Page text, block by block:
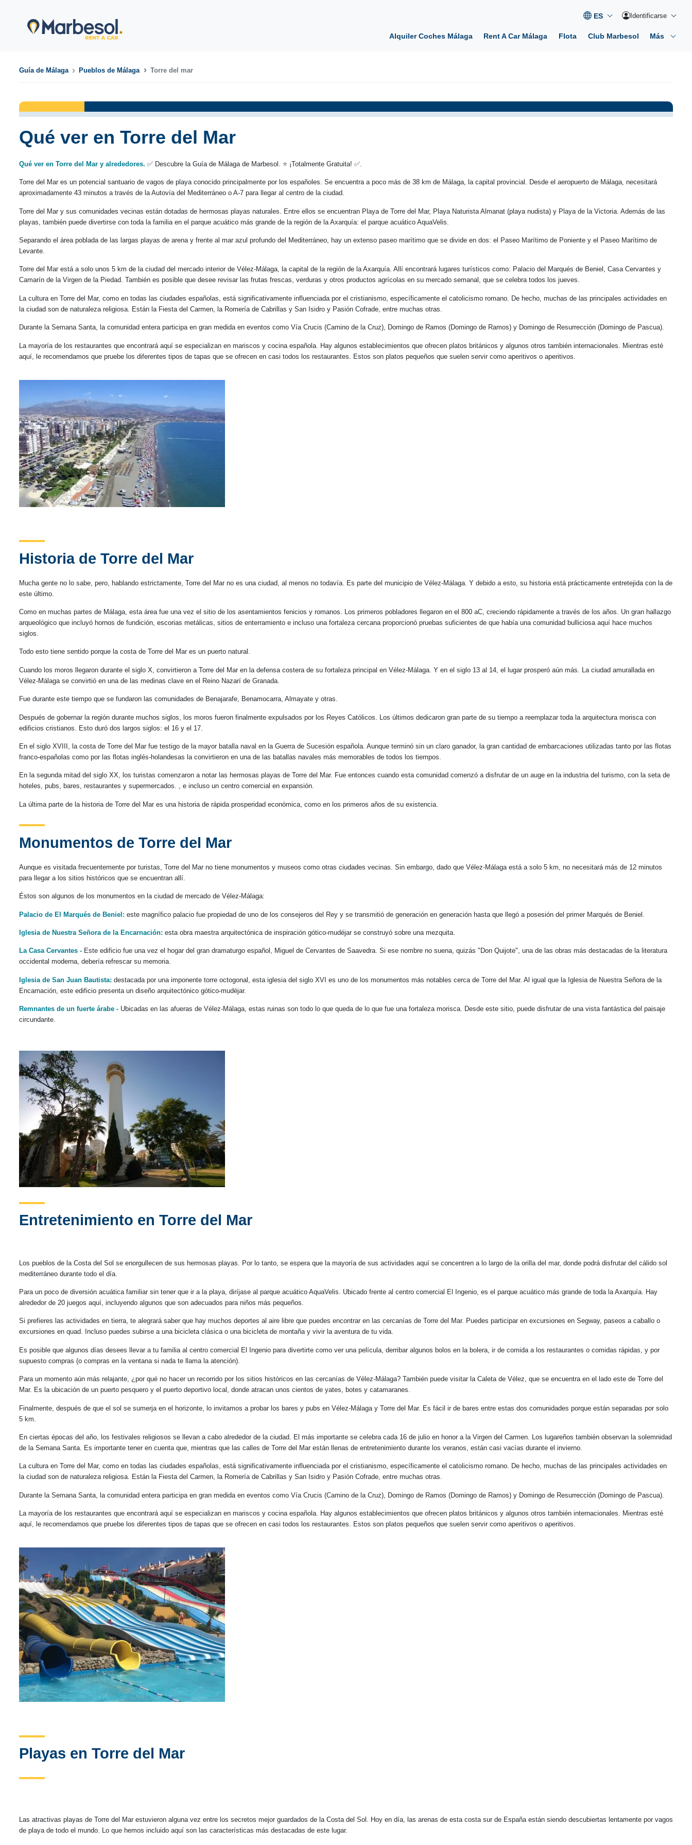
Identificarse
Alquiler Coches Málaga Rent A Car Málaga Flota Club Marbesol Más
Guía de Málaga Pueblos de Málaga Torre del mar
Qué ver en Torre del Mar
Qué ver en Torre del Mar y alrededores. ✅ Descubre la Guía de Málaga de Marbesol. ⭐ ¡Totalmente Gratuita! ✅.
Torre del Mar es un potencial santuario de vagos de playa conocido principalmente por los españoles. Se encuentra a poco más de 38 km de Málaga, la capital provincial. Desde el aeropuerto de Málaga, necesitará
aproximadamente 43 minutos a través de la Autovía del Mediterráneo o A-7 para llegar al centro de la ciudad.
Torre del Mar y sus comunidades vecinas están dotadas de hermosas playas naturales. Entre ellos se encuentran Playa de Torre del Mar, Playa Naturista Almanat (playa nudista) y Playa de la Victoria. Además de las
playas, también puede divertirse con toda la familia en el parque acuático más grande de la región de la Axarquía: el parque acuático AquaVelis.
Separando el área poblada de las largas playas de arena y frente al mar azul profundo del Mediterráneo, hay un extenso paseo marítimo que se divide en dos: el Paseo Marítimo de Poniente y el Paseo Marítimo de
Levante.
Torre del Mar está a solo unos 5 km de la ciudad del mercado interior de Vélez-Málaga, la capital de la región de la Axarquía. Allí encontrará lugares turísticos como: Palacio del Marqués de Beniel, Casa Cervantes y
Camarín de la Virgen de la Piedad. También es posible que desee revisar las frutas frescas, verduras y otros productos agrícolas en su mercado semanal, que se celebra todos los jueves.
La cultura en Torre del Mar, como en todas las ciudades españolas, está significativamente influenciada por el cristianismo, específicamente el catolicismo romano. De hecho, muchas de las principales actividades en
la ciudad son de naturaleza religiosa. Están la Fiesta del Carmen, la Romería de Cabrillas y San Isidro y Pasión Cofrade, entre muchas otras.
Durante la Semana Santa, la comunidad entera participa en gran medida en eventos como Vía Crucis (Camino de la Cruz), Domingo de Ramos (Domingo de Ramos) y Domingo de Resurrección (Domingo de Pascua).
La mayoría de los restaurantes que encontrará aquí se especializan en mariscos y cocina española. Hay algunos establecimientos que ofrecen platos británicos y algunos otros también internacionales. Mientras esté
aquí, le recomendamos que pruebe los diferentes tipos de tapas que se ofrecen en casi todos los restaurantes. Estos son platos pequeños que suelen servir como aperitivos o aperitivos.
Historia de Torre del Mar
Mucha gente no lo sabe, pero, hablando estrictamente, Torre del Mar no es una ciudad, al menos no todavía. Es parte del municipio de Vélez-Málaga. Y debido a esto, su historia está prácticamente entretejida con la de
este último.
Como en muchas partes de Málaga, esta área fue una vez el sitio de los asentamientos fenicios y romanos. Los primeros pobladores llegaron en el 800 aC, creciendo rápidamente a través de los años. Un gran hallazgo
arqueológico que incluyó hornos de fundición, escorias metálicas, sitios de enterramiento e incluso una fortaleza cercana proporcionó pruebas suficientes de que había una comunidad bulliciosa aquí hace muchos
siglos.
Todo esto tiene sentido porque la costa de Torre del Mar es un puerto natural.
Cuando los moros llegaron durante el siglo X, convirtieron a Torre del Mar en la defensa costera de su fortaleza principal en Vélez-Málaga. Y en el siglo 13 al 14, el lugar prosperó aún más. La ciudad amurallada en
Vélez-Málaga se convirtió en una de las medinas clave en el Reino Nazarí de Granada.
Fue durante este tiempo que se fundaron las comunidades de Benajarafe, Benamocarra, Almayate y otras.
Después de gobernar la región durante muchos siglos, los moros fueron finalmente expulsados por los Reyes Católicos. Los últimos dedicaron gran parte de su tiempo a reemplazar toda la arquitectura morisca con
edificios cristianos. Esto duró dos largos siglos: el 16 y el 17.
En el siglo XVIII, la costa de Torre del Mar fue testigo de la mayor batalla naval en la Guerra de Sucesión española. Aunque terminó sin un claro ganador, la gran cantidad de embarcaciones utilizadas tanto por las flotas
franco-españolas como por las flotas inglés-holandesas la convirtieron en una de las batallas navales más memorables de todos los tiempos.
En la segunda mitad del siglo XX, los turistas comenzaron a notar las hermosas playas de Torre del Mar. Fue entonces cuando esta comunidad comenzó a disfrutar de un auge en la industria del turismo, con la seta de
hoteles, pubs, bares, restaurantes y supermercados. , e incluso un centro comercial en expansión.
La última parte de la historia de Torre del Mar es una historia de rápida prosperidad económica, como en los primeros años de su existencia.
Monumentos de Torre del Mar
Aunque es visitada frecuentemente por turistas, Torre del Mar no tiene monumentos y museos como otras ciudades vecinas. Sin embargo, dado que Vélez-Málaga está a solo 5 km, no necesitará más de 12 minutos
para llegar a los sitios históricos que se encuentran allí.
Éstos son algunos de los monumentos en la ciudad de mercado de Vélez-Málaga:
Palacio de El Marqués de Beniel: este magnífico palacio fue propiedad de uno de los consejeros del Rey y se transmitió de generación en generación hasta que llegó a posesión del primer Marqués de Beniel.
Iglesia de Nuestra Señora de la Encarnación: esta obra maestra arquitectónica de inspiración gótico-mudéjar se construyó sobre una mezquita.
La Casa Cervantes - Este edificio fue una vez el hogar del gran dramaturgo español, Miguel de Cervantes de Saavedra. Si ese nombre no suena, quizás "Don Quijote", una de las obras más destacadas de la literatura
occidental moderna, debería refrescar su memoria.
Iglesia de San Juan Bautista: destacada por una imponente torre octogonal, esta iglesia del siglo XVI es uno de los monumentos más notables cerca de Torre del Mar. Al igual que la Iglesia de Nuestra Señora de la
Encarnación, este edificio presenta un diseño arquitectónico gótico-mudéjar.
Remnantes de un fuerte árabe - Ubicadas en las afueras de Vélez-Málaga, estas ruinas son todo lo que queda de lo que fue una fortaleza morisca. Desde este sitio, puede disfrutar de una vista fantástica del paisaje
circundante.
Entretenimiento en Torre del Mar
Los pueblos de la Costa del Sol se enorgullecen de sus hermosas playas. Por lo tanto, se espera que la mayoría de sus actividades aquí se concentren a lo largo de la orilla del mar, donde podrá disfrutar del cálido sol
mediterráneo durante todo el día.
Para un poco de diversión acuática familiar sin tener que ir a la playa, diríjase al parque acuático AquaVelis. Ubicado frente al centro comercial El Ingenio, es el parque acuático más grande de toda la Axarquía. Hay
alrededor de 20 juegos aquí, incluyendo algunos que son adecuados para niños más pequeños.
Si prefieres las actividades en tierra, te alegrará saber que hay muchos deportes al aire libre que puedes encontrar en las cercanías de Torre del Mar. Puedes participar en excursiones en Segway, paseos a caballo o
excursiones en quad. Incluso puedes subirse a una bicicleta clásica o una bicicleta de montaña y vivir la aventura de tu vida.
Es posible que algunos días desees llevar a tu familia al centro comercial El Ingenio para divertirte como ver una película, derribar algunos bolos en la bolera, ir de comida a los restaurantes o comidas rápidas, y por
supuesto compras (o compras en la ventana si nada te llama la atención).
Para un momento aún más relajante, ¿por qué no hacer un recorrido por los sitios históricos en las cercanías de Vélez-Málaga? También puede visitar la Caleta de Vélez, que se encuentra en el lado este de Torre del
Mar. Es la ubicación de un puerto pesquero y el puerto deportivo local, donde atracan unos cientos de yates, botes y catamaranes.
Finalmente, después de que el sol se sumerja en el horizonte, lo invitamos a probar los bares y pubs en Vélez-Málaga y Torre del Mar. Es fácil ir de bares entre estas dos comunidades porque están separadas por solo
5 km.
En ciertas épocas del año, los festivales religiosos se llevan a cabo alrededor de la ciudad. El más importante se celebra cada 16 de julio en honor a la Virgen del Carmen. Los lugareños también observan la solemnidad
de la Semana Santa. Es importante tener en cuenta que, mientras que las calles de Torre del Mar están llenas de entretenimiento durante los veranos, están casi vacías durante el invierno.
La cultura en Torre del Mar, como en todas las ciudades españolas, está significativamente influenciada por el cristianismo, específicamente el catolicismo romano. De hecho, muchas de las principales actividades en
la ciudad son de naturaleza religiosa. Están la Fiesta del Carmen, la Romería de Cabrillas y San Isidro y Pasión Cofrade, entre muchas otras.
Durante la Semana Santa, la comunidad entera participa en gran medida en eventos como Vía Crucis (Camino de la Cruz), Domingo de Ramos (Domingo de Ramos) y Domingo de Resurrección (Domingo de Pascua).
La mayoría de los restaurantes que encontrará aquí se especializan en mariscos y cocina española. Hay algunos establecimientos que ofrecen platos británicos y algunos otros también internacionales. Mientras esté
aquí, le recomendamos que pruebe los diferentes tipos de tapas que se ofrecen en casi todos los restaurantes. Estos son platos pequeños que suelen servir como aperitivos o aperitivos.
Playas en Torre del Mar
Las atractivas playas de Torre del Mar estuvieron alguna vez entre los secretos mejor guardados de la Costa del Sol. Hoy en día, las arenas de esta costa sur de España están siendo descubiertas lentamente por vagos
de playa de todo el mundo. Lo que hemos incluido aquí son las características más destacadas de este lugar.